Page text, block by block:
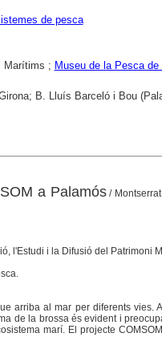
de pesca
Marítims ; Museu de la Pesca de
B. Lluís Barceló i Bou
a Palamós/
l'Estudi i la Difusió del Patrimoni
arriba al mar per diferents vies.
de la brossa és evident i
marí. El projecte